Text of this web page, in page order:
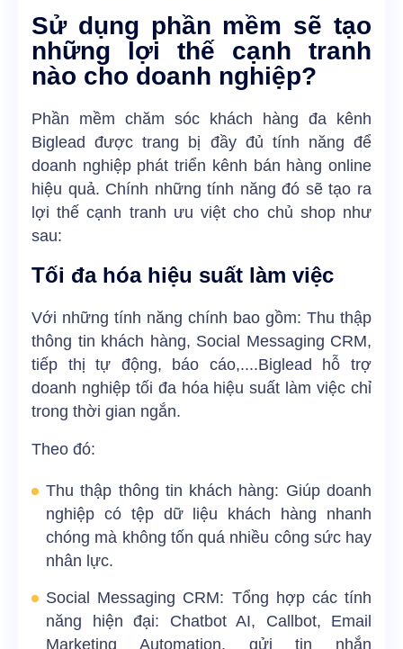
Sử dụng phần mềm sẽ tạo
những lợi thế cạnh tranh
nào cho doanh nghiệp?
Phần mềm chăm sóc khách hàng đa kênh
Biglead được trang bị đầy đủ tính năng để
doanh nghiệp phát triển kênh bán hàng online
hiệu quả. Chính những tính năng đó sẽ tạo ra
lợi thế cạnh tranh ưu việt cho chủ shop như
sau:
Tối đa hóa hiệu suất làm việc
Với những tính năng chính bao gồm: Thu thập
thông tin khách hàng, Social Messaging CRM,
tiếp thị tự động, báo cáo,....Biglead hỗ trợ
doanh nghiệp tối đa hóa hiệu suất làm việc chỉ
trong thời gian ngắn.
Theo đó:
Thu thập thông tin khách hàng: Giúp doanh
nghiệp có tệp dữ liệu khách hàng nhanh
chóng mà không tốn quá nhiều công sức hay
nhân lực.
Social Messaging CRM: Tổng hợp các tính
năng hiện đại: Chatbot AI, Callbot, Email
Marketing Automation, gửi tin nhắn